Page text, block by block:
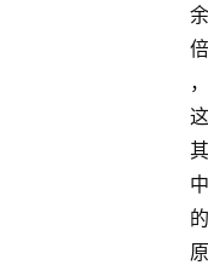
余
倍
，
这
其
中
的
原